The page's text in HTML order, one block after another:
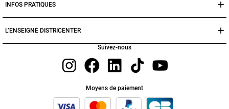
INFOS PRATIQUES
L’ENSEIGNE DISTRICENTER
Suivez-nous
Moyens de paiement